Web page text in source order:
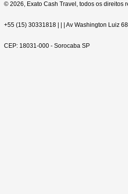
© 2026, Exato Cash Travel, todos os direitos
+55 (15) 30331818 | | | Av Washington Luiz
CEP: 18031-000 - Sorocaba SP